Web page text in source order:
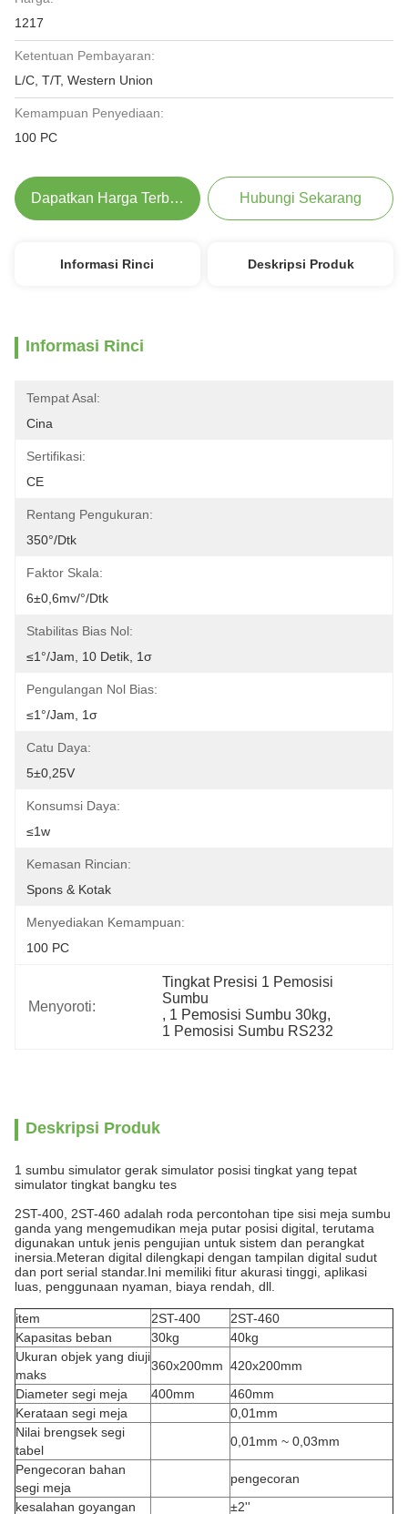
1217
Ketentuan Pembayaran:
L/C, T/T, Western Union
Kemampuan Penyediaan:
100 PC
Dapatkan Harga Terbaik Hubungi Sekarang
Informasi Rinci Deskripsi Produk
Informasi Rinci
Tempat Asal:
Cina
Sertifikasi:
CE
Rentang Pengukuran:
350°/dtk
Faktor Skala:
6±0,6mv/°/dtk
Stabilitas Bias Nol:
≤1°/jam, 10 Detik, 1σ
Pengulangan Nol Bias:
≤1°/jam, 1σ
Catu Daya:
5±0,25V
Konsumsi Daya:
≤1w
Kemasan Rincian:
Spons & Kotak
Menyediakan Kemampuan:
100 PC
Menyoroti:
Tingkat Presisi 1 Pemosisi
Sumbu
, 1 Pemosisi Sumbu 30kg,
1 Pemosisi Sumbu RS232
Deskripsi Produk
1 sumbu simulator gerak simulator posisi tingkat yang tepat
simulator tingkat bangku tes
2ST-400, 2ST-460 adalah roda percontohan tipe sisi meja sumbu
ganda yang mengemudikan meja putar posisi digital, terutama
digunakan untuk jenis pengujian untuk sistem dan perangkat
inersia.Meteran digital dilengkapi dengan tampilan digital sudut
dan port serial standar.Ini memiliki fitur akurasi tinggi, aplikasi
luas, penggunaan nyaman, biaya rendah, dll.
item 2ST-400
2ST-460
Kapasitas beban
30kg
40kg
Ukuran objek yang diuji
maks
360x200mm 420x200mm
Diameter segi meja
400mm
460mm
Kerataan segi meja
0,01mm
Nilai brengsek segi
tabel
0,01mm ~ 0,03mm
Pengecoran bahan
segi meja
pengecoran
kesalahan goyangan
±2''